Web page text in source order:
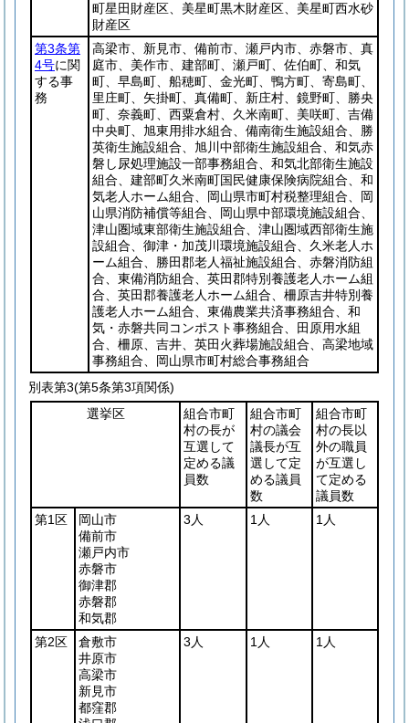
町星田財産区、美星町黒木財産区、美星町西水砂
財産区
第3条第
4号に関
する事
務
高梁市、新見市、備前市、瀬戸内市、赤磐市、真
庭市、美作市、建部町、瀬戸町、佐伯町、和気
町、早島町、船穂町、金光町、鴨方町、寄島町、
里庄町、矢掛町、真備町、新庄村、鏡野町、勝央
町、奈義町、西粟倉村、久米南町、美咲町、吉備
中央町、旭東用排水組合、備南衛生施設組合、勝
英衛生施設組合、旭川中部衛生施設組合、和気赤
磐し尿処理施設一部事務組合、和気北部衛生施設
組合、建部町久米南町国民健康保険病院組合、和
気老人ホーム組合、岡山県市町村税整理組合、岡
山県消防補償等組合、岡山県中部環境施設組合、
津山圏域東部衛生施設組合、津山圏域西部衛生施
設組合、御津・加茂川環境施設組合、久米老人ホ
ーム組合、勝田郡老人福祉施設組合、赤磐消防組
合、東備消防組合、英田郡特別養護老人ホーム組
合、英田郡養護老人ホーム組合、柵原吉井特別養
護老人ホーム組合、東備農業共済事務組合、和
気・赤磐共同コンポスト事務組合、田原用水組
合、柵原、吉井、英田火葬場施設組合、高梁地域
事務組合、岡山県市町村総合事務組合
別表第3(第5条第3項関係)
選挙区
組合市町
村の長が
互選して
定める議
員数
組合市町
村の議会
議長が互
選して定
める議員
数
組合市町
村の長以
外の職員
が互選し
て定める
議員数
第1区
岡山市
備前市
瀬戸内市
赤磐市
御津郡
赤磐郡
和気郡
3人 1人 1人
第2区
倉敷市
井原市
高梁市
新見市
都窪郡
3人 1人 1人